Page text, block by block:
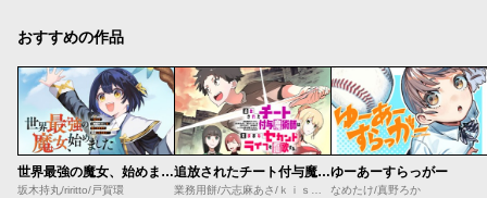
おすすめの作品
世界最強の魔女、始めました ～私だけ『攻略サイト』を見れる世界で自由に生きます～
坂木持丸/riritto/戸賀環
追放されたチート付与魔術師は気ままなセカンドライフを謳歌する。 ～俺は武器だけじゃなく、あらゆるものに『強化ポイント』を付与できるし、俺の意思でいつでも効果を解除できるけど、残った人たち大丈夫？～
業務用餅/六志麻あさ/ｋｉｓｕｉ
ゆーあーすらっがー
なめたけ/真野ろか